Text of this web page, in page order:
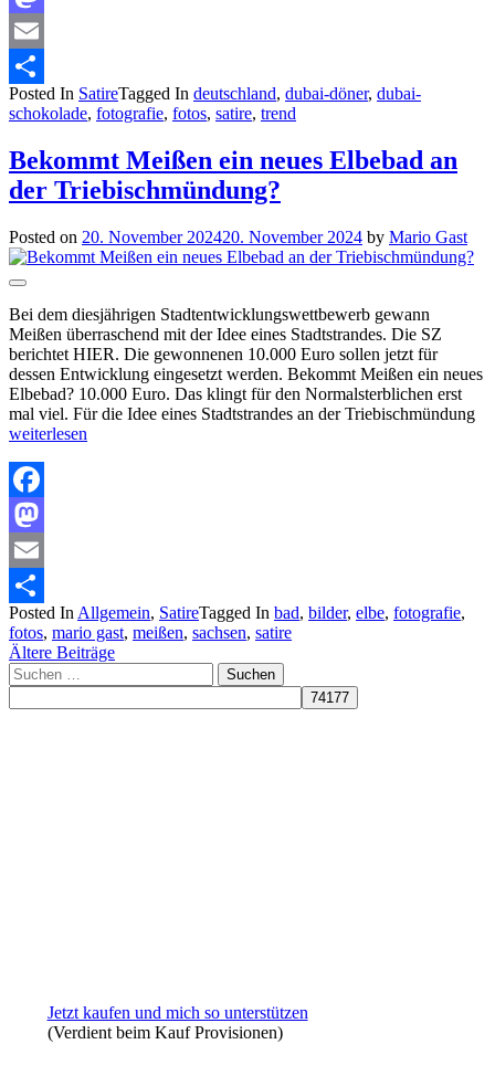
Mastodon
Email
Teilen
Posted In SatireTagged In deutschland, dubai-döner, dubai-
schokolade, fotografie, fotos, satire, trend
Bekommt Meißen ein neues Elbebad an
der Triebischmündung?
Posted on 20. November 202420. November 2024 by Mario Gast
Bei dem diesjährigen Stadtentwicklungswettbewerb gewann
Meißen überraschend mit der Idee eines Stadtstrandes. Die SZ
berichtet HIER. Die gewonnenen 10.000 Euro sollen jetzt für
dessen Entwicklung eingesetzt werden. Bekommt Meißen ein neues
Elbebad? 10.000 Euro. Das klingt für den Normalsterblichen erst
mal viel. Für die Idee eines Stadtstrandes an der Triebischmündung
weiterlesen
Facebook
Mastodon
Email
Teilen
Posted In Allgemein, SatireTagged In bad, bilder, elbe, fotografie,
fotos, mario gast, meißen, sachsen, satire
Beitragsnavigation
Ältere Beiträge
Suchen
nach:
Jetzt kaufen und mich so unterstützen
(Verdient beim Kauf Provisionen)